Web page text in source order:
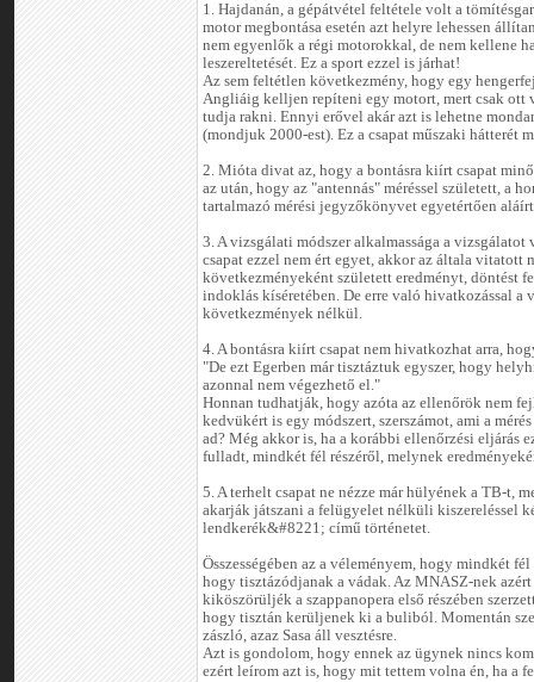
1. Hajdanán, a gépátvétel feltétele volt a
motor megbontása esetén azt helyre lehessen
nem egyenlők a régi motorokkal, de nem kellene
leszereltetését. Ez a sport ezzel is járhat!
Az sem feltétlen következmény, hogy egy
Angliáig kelljen repíteni egy motort, mert csak ott
tudja rakni. Ennyi erővel akár azt is lehetne
(mondjuk 2000-est). Ez a csapat műszaki hátterét
2. Mióta divat az, hogy a bontásra kiírt csapat
az után, hogy az "antennás" méréssel született, a
tartalmazó mérési jegyzőkönyvet egyetértően
3. A vizsgálati módszer alkalmassága a vizsgálatot
csapat ezzel nem ért egyet, akkor az általa vitatott
következményeként született eredményt, döntést
indoklás kíséretében. De erre való hivatkozással a
következmények nélkül.
4. A bontásra kiírt csapat nem hivatkozhat arra,
"De ezt Egerben már tisztáztuk egyszer, hogy
azonnal nem végezhető el."
Honnan tudhatják, hogy azóta az ellenőrök nem
kedvükért is egy módszert, szerszámot, ami a
ad? Még akkor is, ha a korábbi ellenőrzési eljárás
fulladt, mindkét fél részéről, melynek
5. A terhelt csapat ne nézze már hülyének a TB-t,
akarják játszani a felügyelet nélküli kiszereléssel
lendkerék&#8221; című történetet.
Összességében az a véleményem, hogy mindkét
hogy tisztázódjanak a vádak. Az MNASZ-nek
kiköszörüljék a szappanopera első részében
hogy tisztán kerüljenek ki a buliból. Momentán
zászló, azaz Sasa áll vesztésre.
Azt is gondolom, hogy ennek az ügynek nincs
ezért leírom azt is, hogy mit tettem volna én, ha a